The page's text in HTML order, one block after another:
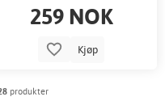
259 NOK
Kjøp
produkter